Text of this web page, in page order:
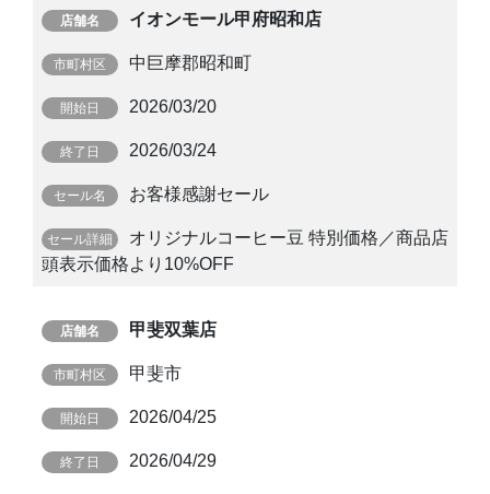
イオンモール甲府昭和店
中巨摩郡昭和町
2026/03/20
2026/03/24
お客様感謝セール
オリジナルコーヒー豆 特別価格／商品店
頭表示価格より10%OFF
甲斐双葉店
甲斐市
2026/04/25
2026/04/29